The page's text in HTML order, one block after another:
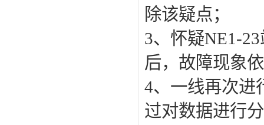
除该疑点；
3、怀疑NE1-
后，故障现象
4、一线再次进
过对数据进行